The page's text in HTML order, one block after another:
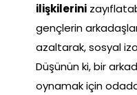
ilişkilerini
gençlerin
azaltarak, sosyal
Düşünün ki, bir
oynamak için